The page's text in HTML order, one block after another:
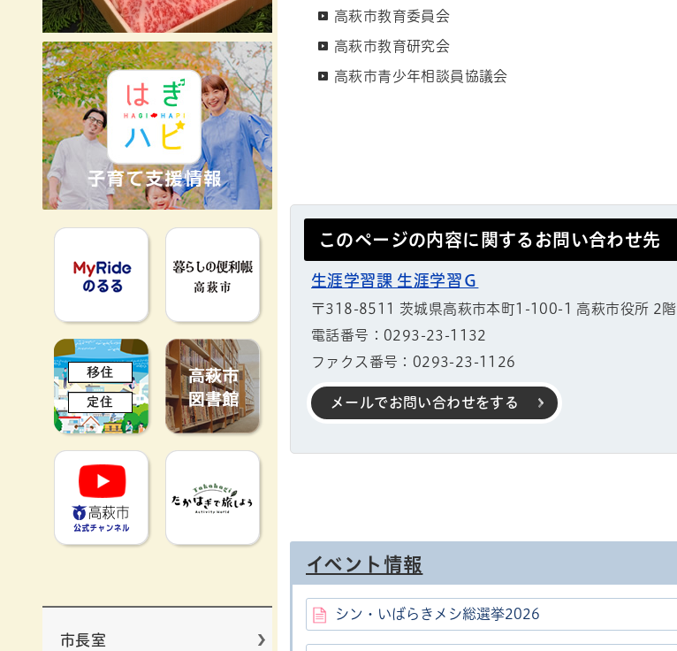
MyRideのるる 暮らしの便利帳
移住定住
高萩市YouTube公式チャンネル
市長室
高萩市教育委員会
高萩市教育研究会
高萩市青少年相談員協議会
このページの内容に関するお問い合わせ先
生涯学習課 生涯学習Ｇ
〒318-8511 茨城県高萩市本町1-100-1 高萩市役所 2階
電話番号：0293-23-1132
ファクス番号：0293-23-1126
メールでお問い合わせをする
イベント情報
シン・いばらきメシ総選挙2026